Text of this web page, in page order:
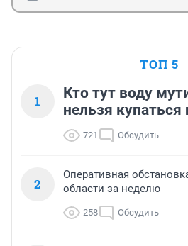
ТОП 5
1
Кто тут воду
нельзя купаться
721 Обсудить
2
Оперативная
области за неделю
258 Обсудить